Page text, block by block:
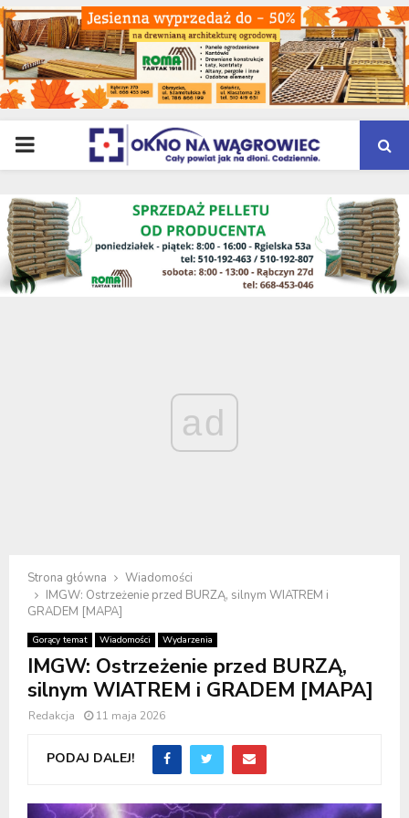
PRIMARY
MENU
ad
Strona główna
Wiadomości
IMGW: Ostrzeżenie przed BURZĄ, silnym WIATREM i
GRADEM [MAPA]
Gorący temat Wiadomości Wydarzenia
IMGW: Ostrzeżenie przed BURZĄ,
silnym WIATREM i GRADEM [MAPA]
Redakcja 11 maja 2026
PODAJ DALEJ!